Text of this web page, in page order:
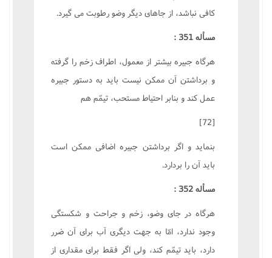
کافى نباشد، از جاهاى ديگر وضو رطوبت مى گيرد.
مسأله 351 :
هرگاه جبيره بيشتر از معمول، اطراف زخم را گرفته
و برداشتن آن ممکن نيست بايد به دستور جبيره
عمل کند و بنابر احتياط مستحب، تيمّم هم
[72]
بنمايد و اگر برداشتن جبيره اضافى ممکن است
بايد آن را بردارد.
مسأله 352 :
هرگاه در جاى وضو، زخم و جراحت و شکستگى
وجود ندارد، امّا به جهت ديگرى آب براى آن ضرر
دارد، بايد تيمّم کند، ولى اگر فقط براى مقدارى از